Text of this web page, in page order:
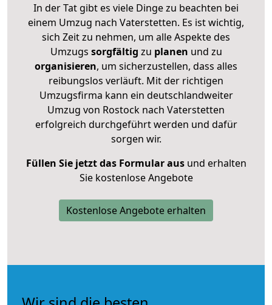
In der Tat gibt es viele Dinge zu beachten bei
einem Umzug nach Vaterstetten. Es ist wichtig,
sich Zeit zu nehmen, um alle Aspekte des
Umzugs sorgfältig zu planen und zu
organisieren, um sicherzustellen, dass alles
reibungslos verläuft. Mit der richtigen
Umzugsfirma kann ein deutschlandweiter
Umzug von Rostock nach Vaterstetten
erfolgreich durchgeführt werden und dafür
sorgen wir.
Füllen Sie jetzt das Formular ausund erhalten
Sie kostenlose Angebote
Kostenlose Angebote erhalten